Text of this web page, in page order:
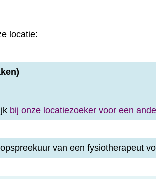
locatie:
bij onze locatiezoeker voor een
van een fysiotherapeut